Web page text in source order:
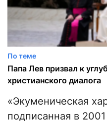
По теме
Папа Лев призвал к
христианского диалога
«Экуменическая
подписанная в